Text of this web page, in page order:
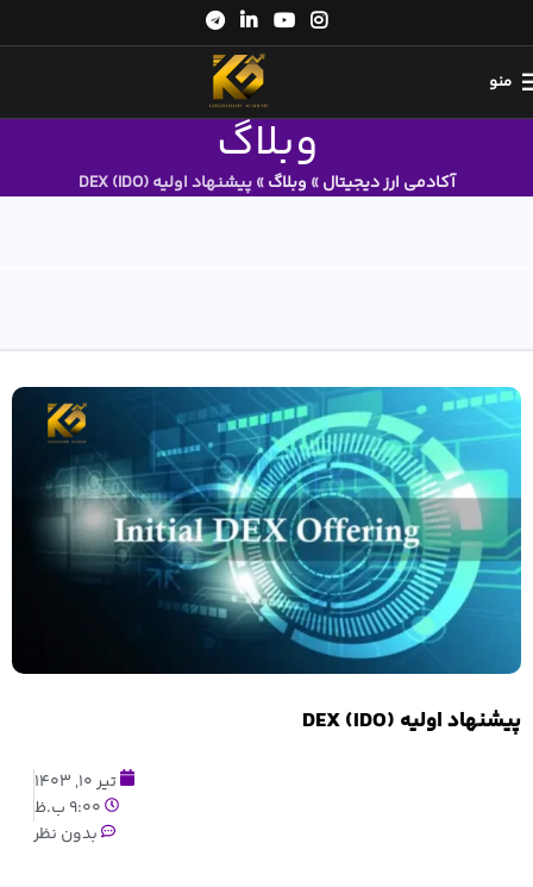
منو
وبلاگ
آکادمی ارز دیجیتال» وبلاگ»پیشنهاد اولیه DEX (IDO)
پیشنهاد اولیه DEX (IDO)
تیر 10, 1403
9:00 ب.ظ
بدون نظر